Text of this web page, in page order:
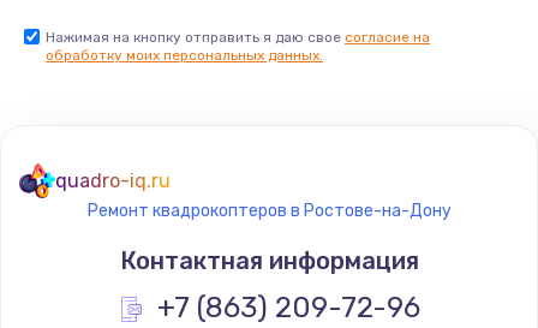
Нажимая на кнопку отправить я даю свое согласие на
обработку моих персональных данных.
quadro-iq.ru
Ремонт квадрокоптеров в Ростове-на-Дону
Контактная информация
+7 (863) 209-72-96